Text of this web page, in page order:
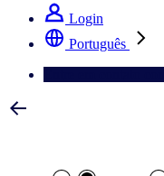
Login
Português